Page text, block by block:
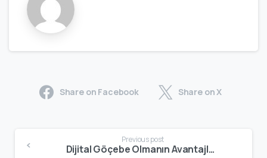
Share on Facebook Share on X
Previous post
Dijital Göçebe Olmanın Avantajları | Özgürlük, Gelir, Yaşam Kalitesi ve Global Çalışma Rehberi